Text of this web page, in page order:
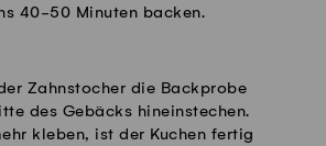
40-50 Minuten backen.
Zahnstocher die Backprobe
des Gebäcks hineinstechen.
kleben, ist der Kuchen fertig